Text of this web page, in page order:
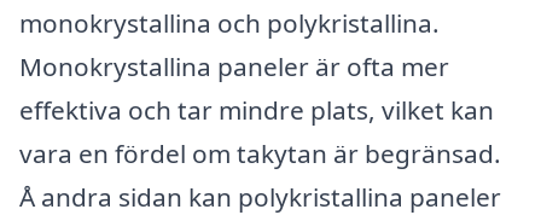
monokrystallina och polykristallina.
Monokrystallina paneler är ofta mer
effektiva och tar mindre plats, vilket kan
vara en fördel om takytan är begränsad.
Å andra sidan kan polykristallina paneler